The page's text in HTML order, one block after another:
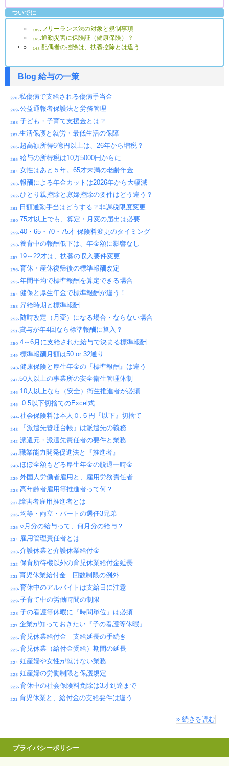
ついでに
○ ₁₈₉.フリーランス法の対象と規制事項
○ ₁₆₅.通勤災害に保険証（健康保険）？
○ ₁₄₈.配偶者の控除は、扶養控除とは違う
Blog 給与の一策
₂₇₀.私傷病で支給される傷病手当金
₂₆₉.公益通報者保護法と労務管理
₂₆₈.子ども・子育て支援金とは？
₂₆₇.生活保護と就労・最低生活の保障
₂₆₆.超高額所得6億円以上は、26年から増税？
₂₆₅.給与の所得税は10万5000円からに
₂₆₄.女性はあと５年。65才未満の老齢年金
₂₆₃.報酬による年金カットは2026年から大幅減
₂₆₂.ひとり親控除と寡婦控除の要件はどう違う？
₂₆₁.日額通勤手当はどうする？非課税限度変更
₂₆₀.75才以上でも、算定・月変の届出は必要
₂₅₉.40・65・70・75才-保険料変更のタイミング
₂₅₈.養育中の報酬低下は、年金額に影響なし
₂₅₇.19～22才は、扶養の収入要件変更
₂₅₆.育休・産休復帰後の標準報酬改定
₂₅₅.年間平均で標準報酬を算定できる場合
₂₅₄.健保と厚生年金で標準報酬が違う！
₂₅₃.昇給時期と標準報酬
₂₅₂.随時改定（月変）になる場合・ならない場合
₂₅₁.賞与が年4回なら標準報酬に算入？
₂₅₀.4～6月に支給された給与で決まる標準報酬
₂₄₉.標準報酬月額は50 or 32通り
₂₄₈.健康保険と厚生年金の『標準報酬』は違う
₂₄₇.50人以上の事業所の安全衛生管理体制
₂₄₆.10人以上なら（安全）衛生推進者が必須
₂₄₅. 0.5以下切捨てのExcel式
₂₄₄.社会保険料は本人０.５円『以下』切捨て
₂₄₃.『派遣先管理台帳』は派遣先の義務
₂₄₂.派遣元・派遣先責任者の要件と業務
₂₄₁.職業能力開発促進法と『推進者』
₂₄₀.ほぼ全額もどる厚生年金の脱退一時金
₂₃₉.外国人労働者雇用と、雇用労務責任者
₂₃₈.高年齢者雇用等推進者って何？
₂₃₇.障害者雇用推進者とは
₂₃₆.均等・両立・パートの選任3兄弟
₂₃₅.○月分の給与って、何月分の給与？
₂₃₄.雇用管理責任者とは
₂₃₃.介護休業と介護休業給付金
₂₃₂.保育所待機以外の育児休業給付金延長
₂₃₁.育児休業給付金 回数制限の例外
₂₃₀.育休中のアルバイトは支給日に注意
₂₂₉.子育て中の労働時間の制限
₂₂₈.子の看護等休暇に『時間単位』は必須
₂₂₇.企業が知っておきたい『子の看護等休暇』
₂₂₆.育児休業給付金 支給延長の手続き
₂₂₅.育児休業（給付金受給）期間の延長
₂₂₄.妊産婦や女性が就けない業務
₂₂₃.妊産婦の労働制限と保護規定
₂₂₂.育休中の社会保険料免除は3才到達まで
₂₂₁.育児休業と、給付金の支給要件は違う
» 続きを読む
プライバシーポリシー